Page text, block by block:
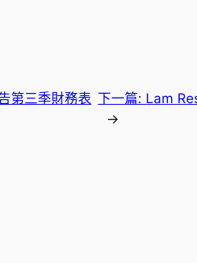
第三季財務表 下一篇: Lam
→